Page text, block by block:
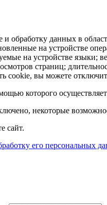
обработку данных в
на устройстве
на устройстве
страниц;
вы можете
которого
некоторые
сайт.
его персональных